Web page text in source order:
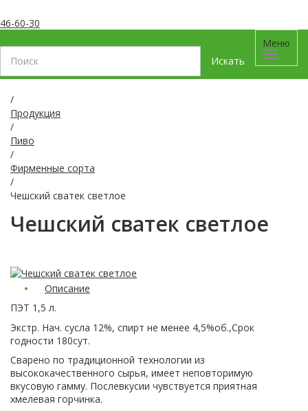
46-60-30
Меню
Искать
/
Продукция
/
Пиво
/
Фирменные сорта
/
Чешский сватек светлое
Чешский сватек светлое
Описание
ПЭТ 1,5 л.
Экстр. Нач. сусла 12%, спирт не менее 4,5%об.,Срок
годности 180сут.
Сварено по традиционной технологии из
высококачественного сырья, имеет неповторимую
вкусовую гамму. Послевкусии чувствуется приятная
хмелевая горчинка.